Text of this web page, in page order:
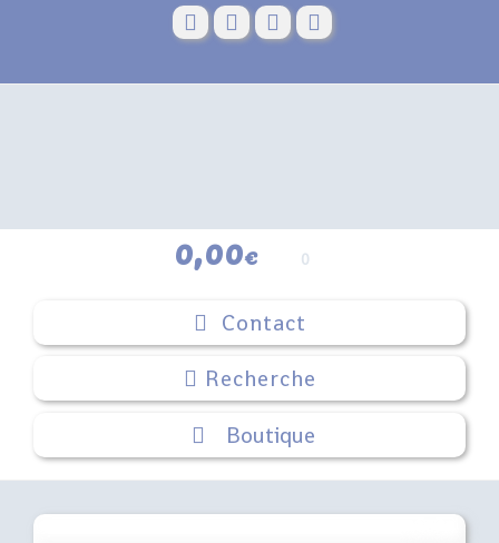
0,00€ 0
Contact
Boutique